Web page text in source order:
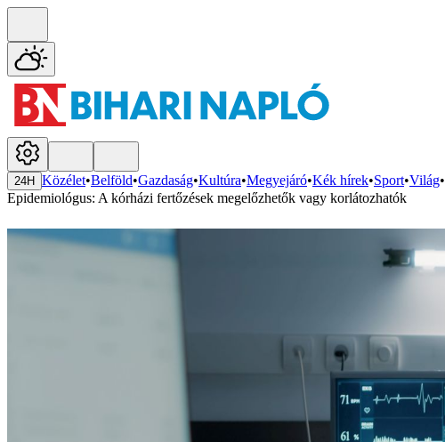
24H Közélet•Belföld•Gazdaság•Kultúra•Megyejáró•Kék hírek•Sport•Világ•
Epidemiológus: A kórházi fertőzések megelőzhetők vagy korlátozhatók